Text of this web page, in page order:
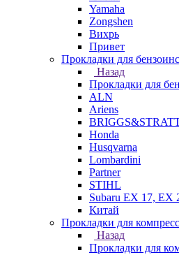
Yamaha
Zongshen
Вихрь
Привет
Прокладки для
Назад
Прокладки для
ALN
Ariens
Honda
Husqvarna
Lombardini
Partner
STIHL
Subaru EX 17, EX
Китай
Прокладки для
Назад
Прокладки для